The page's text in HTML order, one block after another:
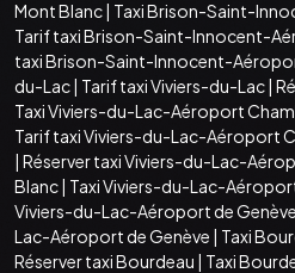
Mont Blanc| Taxi Brison-Saint-
Tarif taxi Brison-Saint-Innocent-
taxi Brison-Saint-Innocent-
du-Lac| Tarif taxi Viviers-du-Lac|
Taxi Viviers-du-Lac-Aéroport
Tarif taxi Viviers-du-Lac-Aéroport
| Réserver taxi Viviers-du-Lac-
Blanc| Taxi Viviers-du-Lac-
Viviers-du-Lac-Aéroport de Genève
Lac-Aéroport de Genève | Taxi
Réserver taxi Bourdeau | Taxi